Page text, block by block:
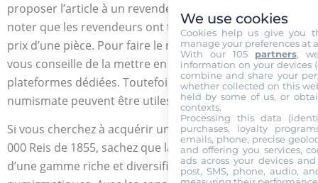
proposer l’article à un revendeur. Il est important de
noter que les revendeurs ont tendance à sous-évaluer le
prix d’une pièce. Pour faire le maximum de profit, on
vous conseille de la mettre en vente directement sur les
plateformes dédiées. Toutefois, les avis d’un expert
numismate peuvent être utiles avant de procéder.
Si vous cherchez à acquérir une pièce en or comme la 1
000 Reis de 1855, sachez que la Gold Or Cash dispose
d’une gamme riche et diversifiée de pièces
We use cookies
Cookies help us give you
manage your preferences at
With our 105 partners,
information on your devices
combine and share your
whether collected on this
held by some of us, or
contexts.
Processing this data
purchases, loyalty
emails, phone, precise
and offering you services,
ads across your devices
post, SMS, phone, audio,